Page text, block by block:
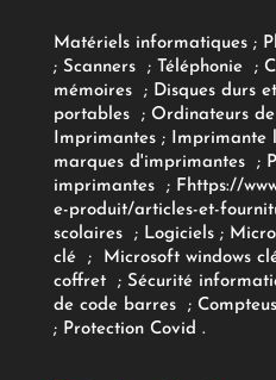
Matériels informatiques;
; Scanners ; Téléphonie ;
mémoires
; Disques durs
portables
; Ordinateurs
Imprimantes;Imprimante
marques d'imprimantes
;
imprimantes
; F https://
e-produit/articles-et-
scolaires; Logiciels ;
clé
; Microsoft windows
coffret ; Sécurité
de code barres
;
; Protection Covid .